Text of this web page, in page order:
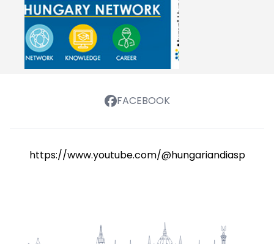
FACEBOOK
https://www.youtube.com/